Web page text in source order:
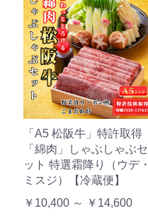
「A5 松阪牛」特許取得
「綿肉」しゃぶしゃぶセ
ット 特選霜降り（ウデ・
ミスジ）【冷蔵便】
￥10,400 ～ ￥14,600